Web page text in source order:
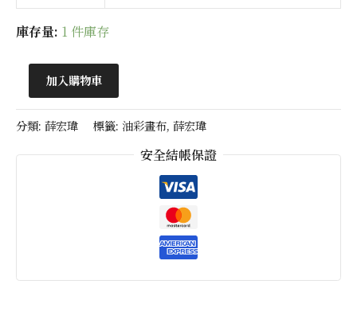
庫存量: 1 件庫存
加入購物車
分類: 薛宏瑋 標籤: 油彩畫布, 薛宏瑋
安全結帳保證